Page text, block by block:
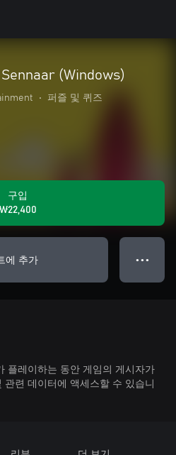
(Windows)
• 퍼즐 및 퀴즈
구입
₩22,400
에 추가 ● ● ●
플레이하는 동안 게임의 게시자가
련 데이터에 액세스할 수 있습니